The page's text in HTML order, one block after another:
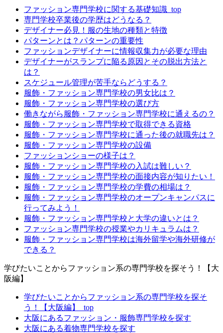
ファッション専門学校に関する基礎知識_top
専門学校卒業後の学歴はどうなる？
デザイナー必見！服の生地の種類と特徴
パターンとは？パターンの重要性
ファッションデザイナーに情報収集力が必要な理由
デザイナーがスランプに陥る原因とその脱出方法と
は？
スケジュール管理が苦手ならどうする？
服飾・ファッション専門学校の男女比は？
服飾・ファッション専門学校の選び方
働きながら服飾・ファッション専門学校に通えるの？
服飾・ファッション専門学校で取得できる資格
服飾・ファッション専門学校に通った後の就職先は？
服飾・ファッション専門学校の設備
ファッションショーの様子は？
服飾・ファッション専門学校の入試は難しい？
服飾・ファッション専門学校の面接内容が知りたい！
服飾・ファッション専門学校の学費の相場は？
服飾・ファッション専門学校のオープンキャンパスに
行ってみよう！
服飾・ファッション専門学校と大学の違いとは？
ファッション専門学校の授業やカリキュラムは？
服飾・ファッション専門学校は海外留学や海外研修が
できる？
学びたいことからファッション系の専門学校を探そう！【大
阪編】
学びたいことからファッション系の専門学校を探そ
う！【大阪編】_top
大阪にあるファッション・服飾専門学校を探す
大阪にある着物専門学校を探す